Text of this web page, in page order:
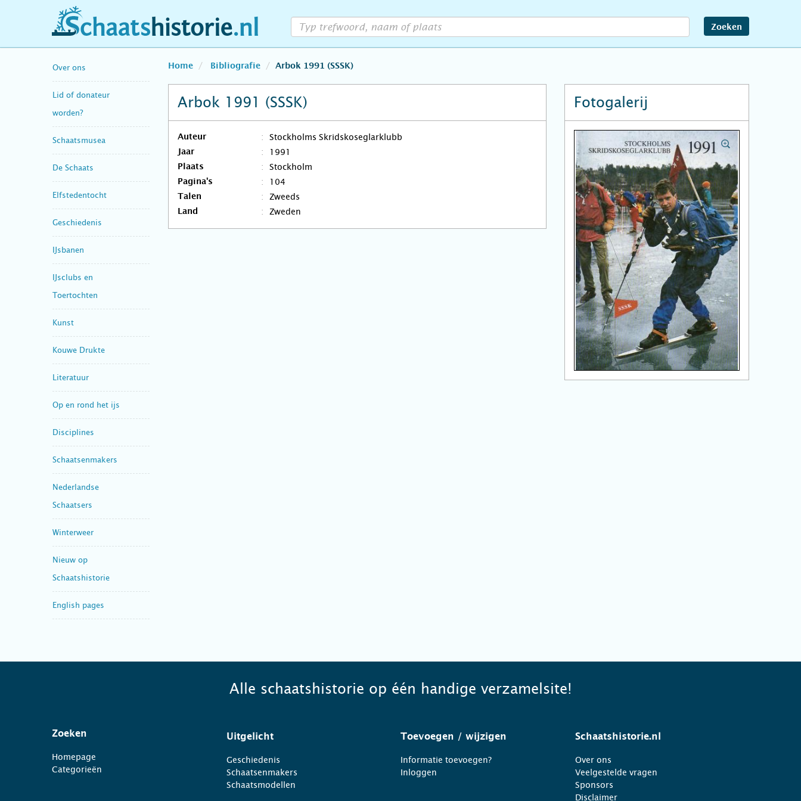
schaatshistorie.nl Zoeken
Over ons
Lid of donateur
worden?
Schaatsmusea
De Schaats
Elfstedentocht
Geschiedenis
IJsbanen
IJsclubs en
Toertochten
Kunst
Kouwe Drukte
Literatuur
Op en rond het ijs
Disciplines
Schaatsenmakers
Nederlandse
Schaatsers
Winterweer
Nieuw op
Schaatshistorie
English pages
Home Bibliografie Arbok 1991 (SSSK)
Arbok 1991 (SSSK)
Auteur Stockholms Skridskoseglarklubb
Jaar 1991
Plaats Stockholm
Pagina's 104
Talen Zweeds
Land Zweden
Fotogalerij
Alle schaatshistorie op één handige verzamelsite!
Zoeken
Homepage
Categorieën
Uitgelicht
Geschiedenis
Schaatsenmakers
Schaatsmodellen
Toevoegen / wijzigen
Informatie toevoegen?
Inloggen
Schaatshistorie.nl
Over ons
Veelgestelde vragen
Sponsors
Disclaimer